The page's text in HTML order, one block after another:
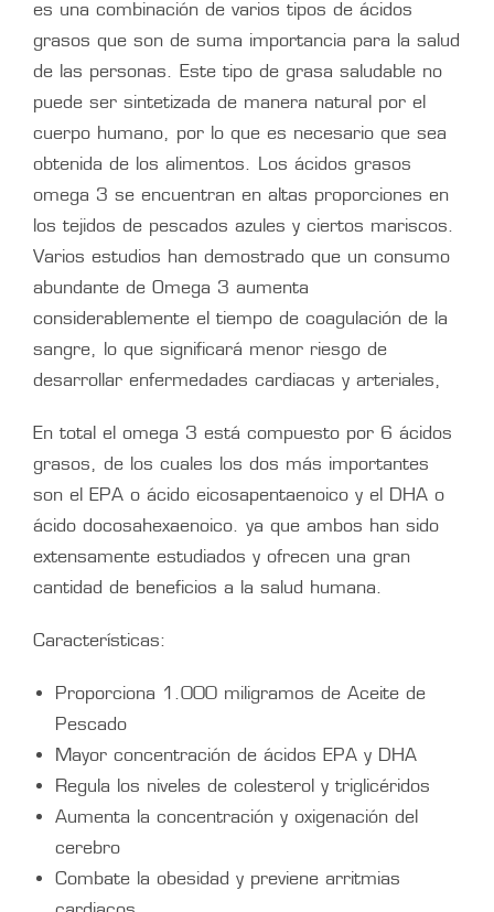
es una combinación de varios tipos de ácidos
grasos que son de suma importancia para la salud
de las personas. Este tipo de grasa saludable no
puede ser sintetizada de manera natural por el
cuerpo humano, por lo que es necesario que sea
obtenida de los alimentos. Los ácidos grasos
omega 3 se encuentran en altas proporciones en
los tejidos de pescados azules y ciertos mariscos.
Varios estudios han demostrado que un consumo
abundante de Omega 3 aumenta
considerablemente el tiempo de coagulación de la
sangre, lo que significará menor riesgo de
desarrollar enfermedades cardiacas y arteriales,
En total el omega 3 está compuesto por 6 ácidos
grasos, de los cuales los dos más importantes
son el EPA o ácido eicosapentaenoico y el DHA o
ácido docosahexaenoico. ya que ambos han sido
extensamente estudiados y ofrecen una gran
cantidad de beneficios a la salud humana.
Características:
Proporciona 1.000 miligramos de Aceite de
Pescado
Mayor concentración de ácidos EPA y DHA
Regula los niveles de colesterol y triglicéridos
Aumenta la concentración y oxigenación del
cerebro
Combate la obesidad y previene arritmias